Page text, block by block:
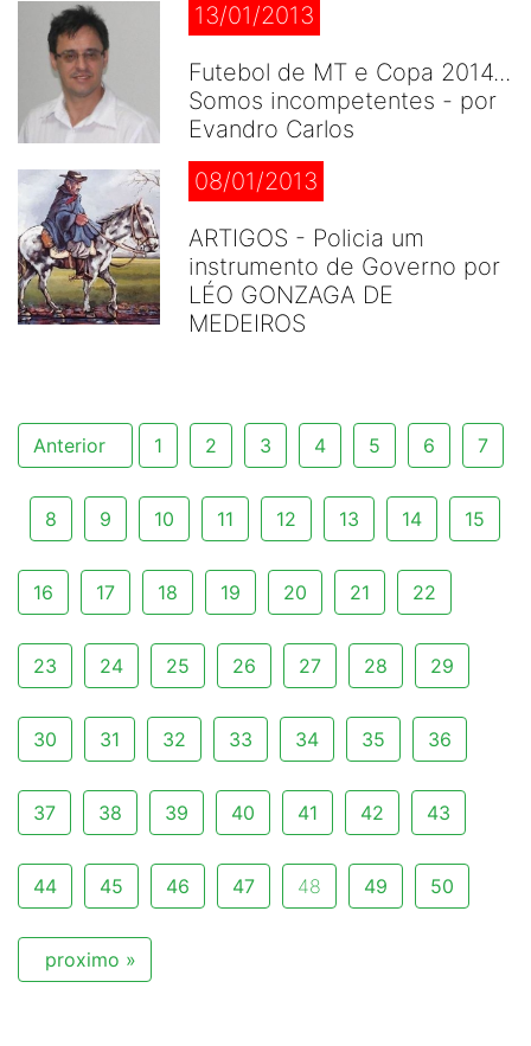
13/01/2013
Futebol de MT e Copa 2014...
Somos incompetentes - por
Evandro Carlos
08/01/2013
ARTIGOS - Policia um
instrumento de Governo por
LÉO GONZAGA DE
MEDEIROS
Anterior 1 2 3 4 5 6 7
8 9 10 11 12 13 14 15
16 17 18 19 20 21 22
23 24 25 26 27 28 29
30 31 32 33 34 35 36
37 38 39 40 41 42 43
44 45 46 47 48 49 50
proximo »